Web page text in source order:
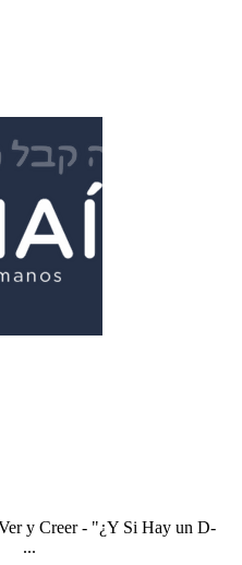
y Creer - "¿Y Si Hay un D-
...